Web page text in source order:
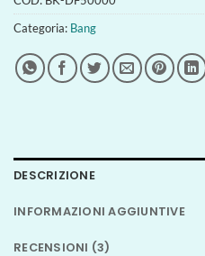
Categoria: Bang
DESCRIZIONE
INFORMAZIONI AGGIUNTIVE
RECENSIONI (3)